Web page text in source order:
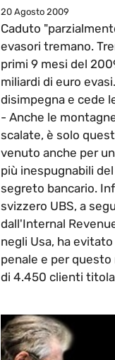
20 Agosto 2009
Caduto
evasori tremano.
primi 9 mesi del
miliardi di euro
disimpegna e cede
- Anche le
scalate, è solo
venuto anche per
più inespugnabili
segreto bancario.
svizzero UBS, a
dall'Internal
negli Usa, ha
penale e per
di 4.450 clienti